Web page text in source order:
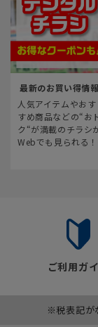
最新のお買い得情報
人気アイテムやおす
すめ商品などの“お
ク“が満載のチラシ
Webでも見られる！
ご利用ガ
※税表記が